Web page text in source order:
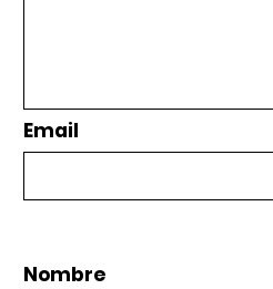
Email
Nombre